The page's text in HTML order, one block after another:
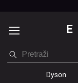
Dyson